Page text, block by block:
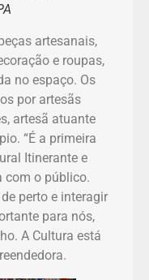
artesanais,
e roupas,
no espaço. Os
por artesãs
artesã atuante
“É a primeira
Itinerante e
com o público.
perto e interagir
para nós,
A Cultura está